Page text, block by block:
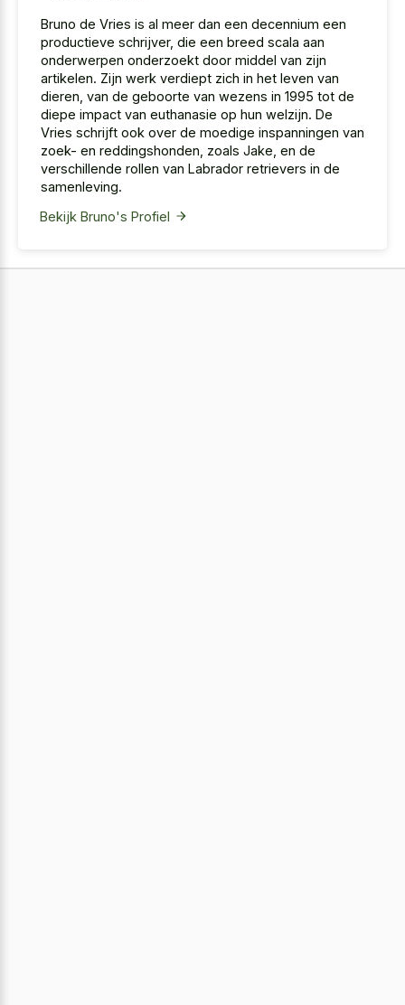
Bruno de Vries is al meer dan een decennium een
productieve schrijver, die een breed scala aan
onderwerpen onderzoekt door middel van zijn
artikelen. Zijn werk verdiept zich in het leven van
dieren, van de geboorte van wezens in 1995 tot de
diepe impact van euthanasie op hun welzijn. De
Vries schrijft ook over de moedige inspanningen van
zoek- en reddingshonden, zoals Jake, en de
verschillende rollen van Labrador retrievers in de
samenleving.
Bekijk Bruno's Profiel